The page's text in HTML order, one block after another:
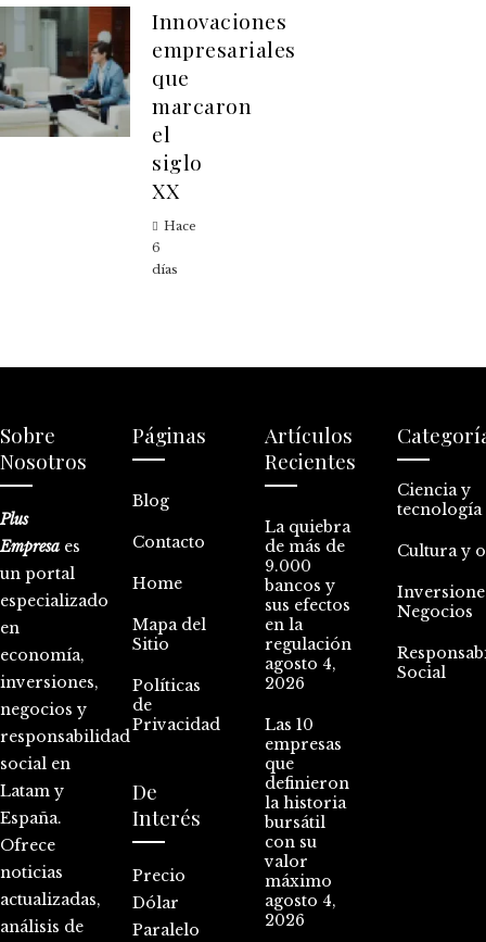
Innovaciones
empresariales
que
marcaron
el
siglo
XX
Hace
6
días
Sobre
Nosotros
Plus
Empresa es
un portal
especializado
en
economía,
inversiones,
negocios y
responsabilidad
social en
Latam y
España.
Ofrece
noticias
actualizadas,
análisis de
Páginas
Blog
Contacto
Home
Mapa del
Sitio
Políticas
de
Privacidad
De
Interés
Precio
Dólar
Paralelo
Artículos
Recientes
La quiebra
de más de
9.000
bancos y
sus efectos
en la
regulación
agosto 4,
2026
Las 10
empresas
que
definieron
la historia
bursátil
con su
valor
máximo
agosto 4,
2026
Ciencia y
tecnología
Cultura y
Negocios
Social